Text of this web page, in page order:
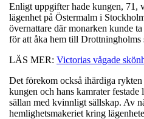
Enligt uppgifter hade kungen, 71,
lägenhet på Östermalm i
övernattare där monarken kunde
för att åka hem till Drottningholms
LÄS MER: Victorias vågade
Det förekom också ihärdiga
kungen och hans kamrater festade
sällan med kvinnligt sällskap. Av
hemlighetsmakeriet kring